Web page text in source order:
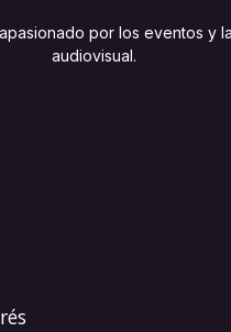
por los eventos y
audiovisual.